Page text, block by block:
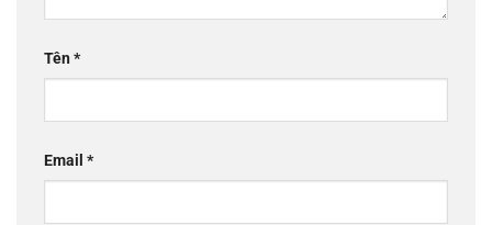
Tên*
Email *